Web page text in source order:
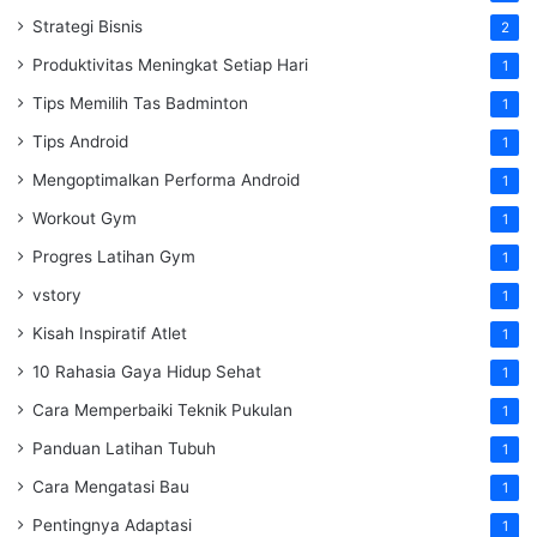
Strategi Bisnis 2
Produktivitas Meningkat Setiap Hari 1
Tips Memilih Tas Badminton 1
Tips Android 1
Mengoptimalkan Performa Android 1
Workout Gym 1
Progres Latihan Gym 1
vstory 1
Kisah Inspiratif Atlet 1
10 Rahasia Gaya Hidup Sehat 1
Cara Memperbaiki Teknik Pukulan 1
Panduan Latihan Tubuh 1
Cara Mengatasi Bau 1
Pentingnya Adaptasi 1